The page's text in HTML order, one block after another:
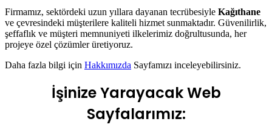
Firmamız, sektördeki uzun yıllara dayanan tecrübesiyle Kağıthane
ve çevresindeki müşterilere kaliteli hizmet sunmaktadır. Güvenilirlik,
şeffaflık ve müşteri memnuniyeti ilkelerimiz doğrultusunda, her
projeye özel çözümler üretiyoruz.
Daha fazla bilgi için Hakkımızda Sayfamızı inceleyebilirsiniz.
İşinize Yarayacak Web
Sayfalarımız: